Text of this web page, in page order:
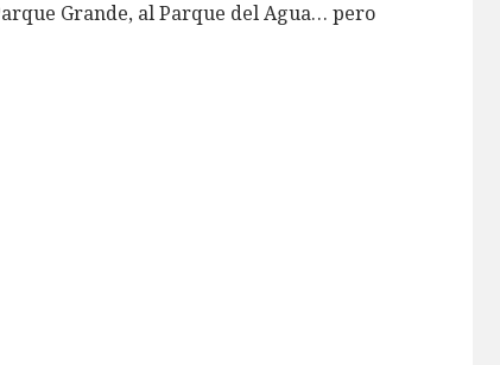
Grande, al Parque del Agua… pero